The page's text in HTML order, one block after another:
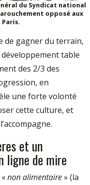
du Syndicat national
opposé aux
Paris.
de gagner du terrain,
développement table
des 2/3 des
en
une forte volonté
cette culture, et
et un
ligne de mire
non alimentaire» (la